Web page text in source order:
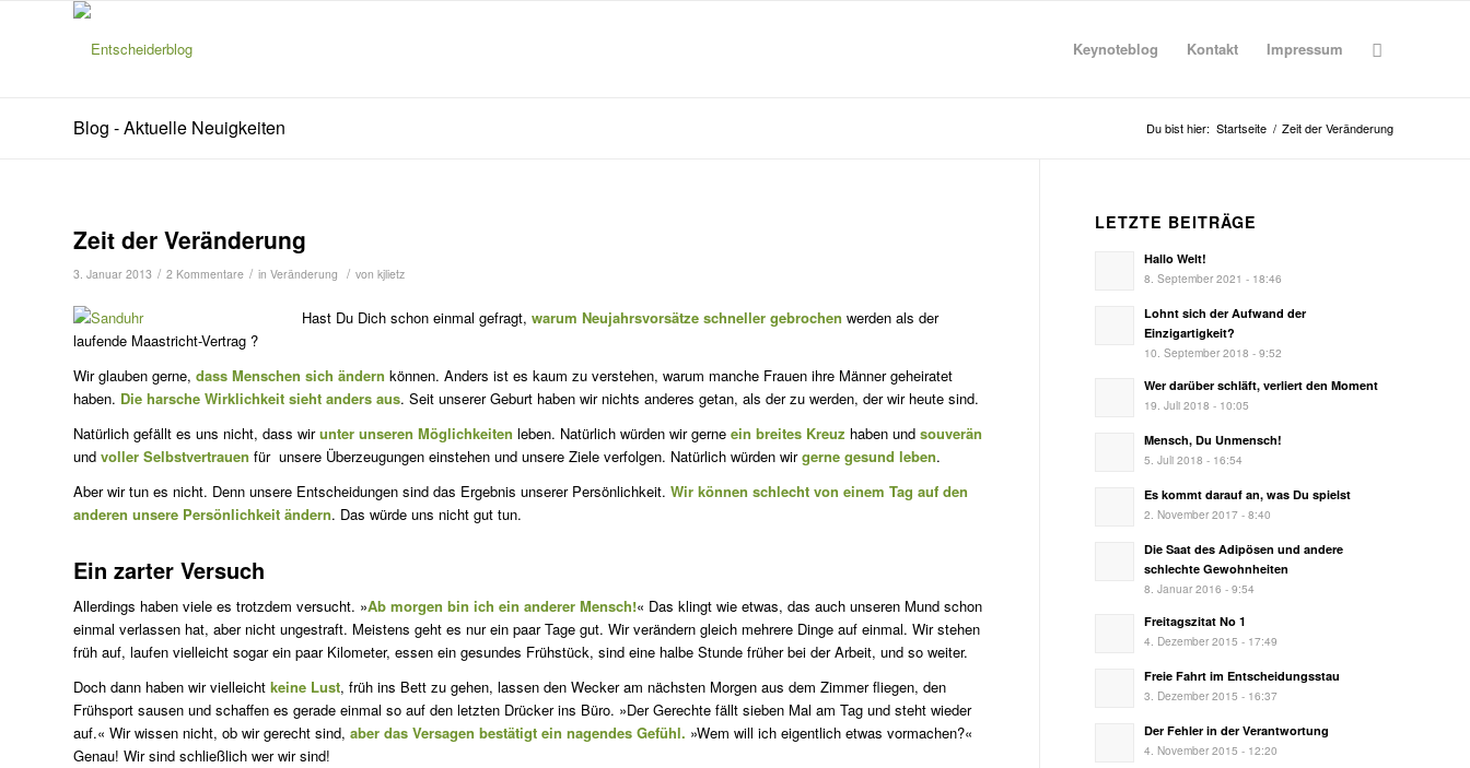
Keynoteblog Kontakt Impressum
Blog - Aktuelle Neuigkeiten Du bist hier: Startseite / Zeit der Veränderung
Zeit der Veränderung
3. Januar 2013 / 2 Kommentare / in Veränderung / von kjlietz
Hast Du Dich schon einmal gefragt, warum Neujahrsvorsätze schneller gebrochen werden als der
laufende Maastricht-Vertrag ?
Wir glauben gerne, dass Menschen sich ändern können. Anders ist es kaum zu verstehen, warum manche Frauen ihre Männer geheiratet
haben. Die harsche Wirklichkeit sieht anders aus. Seit unserer Geburt haben wir nichts anderes getan, als der zu werden, der wir heute sind.
Natürlich gefällt es uns nicht, dass wirunter unseren Möglichkeiten leben. Natürlich würden wir gerne ein breites Kreuz haben und souverän
und voller Selbstvertrauen für unsere Überzeugungen einstehen und unsere Ziele verfolgen. Natürlich würden wirgerne gesund leben.
Aber wir tun es nicht. Denn unsere Entscheidungen sind das Ergebnis unserer Persönlichkeit. Wir können schlecht von einem Tag auf den
anderen unsere Persönlichkeit ändern. Das würde uns nicht gut tun.
Ein zarter Versuch
Allerdings haben viele es trotzdem versucht. »Ab morgen bin ich ein anderer Mensch!« Das klingt wie etwas, das auch unseren Mund schon
einmal verlassen hat, aber nicht ungestraft. Meistens geht es nur ein paar Tage gut. Wir verändern gleich mehrere Dinge auf einmal. Wir stehen
früh auf, laufen vielleicht sogar ein paar Kilometer, essen ein gesundes Frühstück, sind eine halbe Stunde früher bei der Arbeit, und so weiter.
Doch dann haben wir vielleicht keine Lust, früh ins Bett zu gehen, lassen den Wecker am nächsten Morgen aus dem Zimmer fliegen, den
Frühsport sausen und schaffen es gerade einmal so auf den letzten Drücker ins Büro. »Der Gerechte fällt sieben Mal am Tag und steht wieder
auf.« Wir wissen nicht, ob wir gerecht sind, aber das Versagen bestätigt ein nagendes Gefühl. »Wem will ich eigentlich etwas vormachen?«
Genau! Wir sind schließlich wer wir sind!
LETZTE BEITRÄGE
Hallo Welt!
8. September 2021 - 18:46
Lohnt sich der Aufwand der
Einzigartigkeit?
10. September 2018 - 9:52
Wer darüber schläft, verliert den Moment
19. Juli 2018 - 10:05
Mensch, Du Unmensch!
5. Juli 2018 - 16:54
Es kommt darauf an, was Du spielst
2. November 2017 - 8:40
Die Saat des Adipösen und andere
schlechte Gewohnheiten
8. Januar 2016 - 9:54
Freitagszitat No 1
4. Dezember 2015 - 17:49
Freie Fahrt im Entscheidungsstau
3. Dezember 2015 - 16:37
Der Fehler in der Verantwortung
4. November 2015 - 12:20